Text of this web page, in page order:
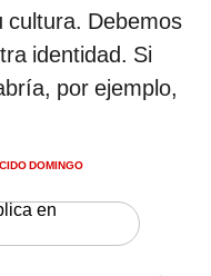
cultura. Debemos
identidad. Si
por ejemplo,
DOMINGO
en